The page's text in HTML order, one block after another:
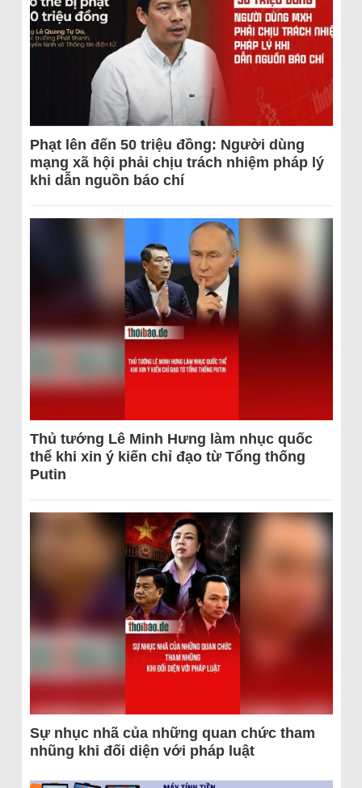
Phạt lên đến 50 triệu đồng: Người dùng
mạng xã hội phải chịu trách nhiệm pháp lý
khi dẫn nguồn báo chí
Thủ tướng Lê Minh Hưng làm nhục quốc
thể khi xin ý kiến chỉ đạo từ Tổng thống
Putin
Sự nhục nhã của những quan chức tham
nhũng khi đối diện với pháp luật